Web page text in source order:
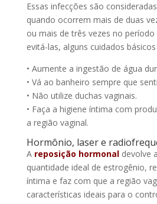
Essas infecções são
quando ocorrem mais de duas
ou mais de três vezes no período
evitá-las, alguns cuidados
• Aumente a ingestão de água
• Vá ao banheiro sempre que
• Não utilize duchas vaginais.
• Faça a higiene íntima com
a região vaginal.
Hormônio, laser e
A reposição hormonal devolve
quantidade ideal de estrogênio,
íntima e faz com que a região
características ideais para o